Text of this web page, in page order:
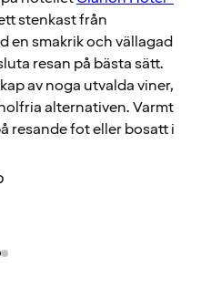
stenkast från
en smakrik och vällagad
resan på bästa sätt.
av noga utvalda viner,
alternativen. Varmt
resande fot eller bosatt i